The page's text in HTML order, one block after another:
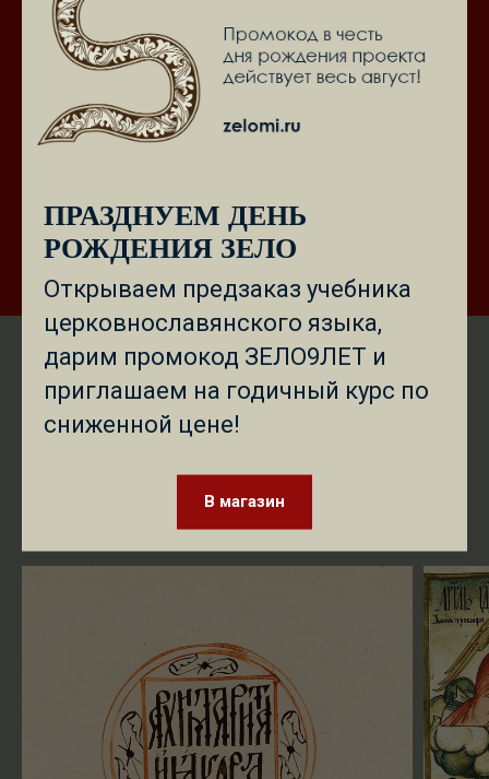
Подписаться
EX LIBRIS
ПРАЗДНУЕМ ДЕНЬ
РОЖДЕНИЯ ЗЕЛО
Открываем предзаказ учебника
церковнославянского языка,
дарим промокод ЗЕЛО9ЛЕТ и
приглашаем на годичный курс по
сниженной цене!
В магазин